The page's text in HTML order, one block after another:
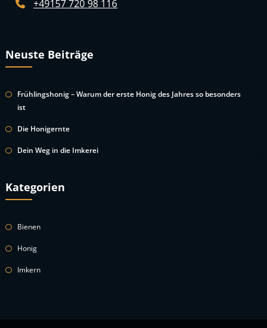
Neuste Beiträge
Frühlingshonig – Warum der erste Honig des Jahres so besonders
ist
Die Honigernte
Dein Weg in die Imkerei
Kategorien
Bienen
Honig
Imkern